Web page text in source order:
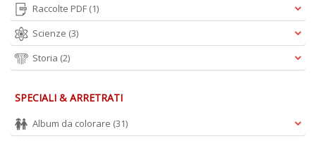
Raccolte PDF (1)
Scienze (3)
Storia (2)
SPECIALI & ARRETRATI
Album da colorare (31)